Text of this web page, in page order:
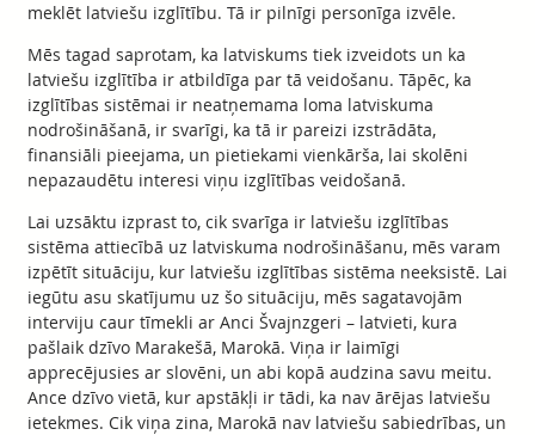
meklēt latviešu izglītību. Tā ir pilnīgi personīga izvēle.
Mēs tagad saprotam, ka latviskums tiek izveidots un ka
latviešu izglītība ir atbildīga par tā veidošanu. Tāpēc, ka
izglītības sistēmai ir neatņemama loma latviskuma
nodrošināšanā, ir svarīgi, ka tā ir pareizi izstrādāta,
finansiāli pieejama, un pietiekami vienkārša, lai skolēni
nepazaudētu interesi viņu izglītības veidošanā.
Lai uzsāktu izprast to, cik svarīga ir latviešu izglītības
sistēma attiecībā uz latviskuma nodrošināšanu, mēs varam
izpētīt situāciju, kur latviešu izglītības sistēma neeksistē. Lai
iegūtu asu skatījumu uz šo situāciju, mēs sagatavojām
interviju caur tīmekli ar Anci Švajnzgeri – latvieti, kura
pašlaik dzīvo Marakešā, Marokā. Viņa ir laimīgi
apprecējusies ar slovēni, un abi kopā audzina savu meitu.
Ance dzīvo vietā, kur apstākļi ir tādi, ka nav ārējas latviešu
ietekmes. Cik viņa zina, Marokā nav latviešu sabiedrības, un